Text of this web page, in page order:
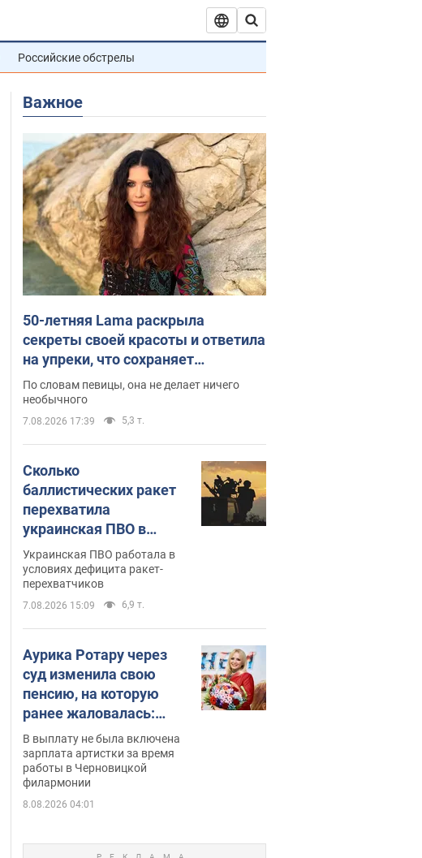
Российские обстрелы
Важное
50-летняя Lama раскрыла
секреты своей красоты и ответила
на упреки, что сохраняет
молодость, ведь у нее нет детей
По словам певицы, она не делает ничего
необычного
7.08.2026 17:39 5,3 т.
Сколько
баллистических ракет
перехватила
украинская ПВО в
июле: в Минобороны
назвали цифру
Украинская ПВО работала в
условиях дефицита ракет-
перехватчиков
7.08.2026 15:09 6,9 т.
Аурика Ротару через
суд изменила свою
пенсию, на которую
ранее жаловалась:
сколько получала
певица
В выплату не была включена
зарплата артистки за время
работы в Черновицкой
филармонии
8.08.2026 04:01